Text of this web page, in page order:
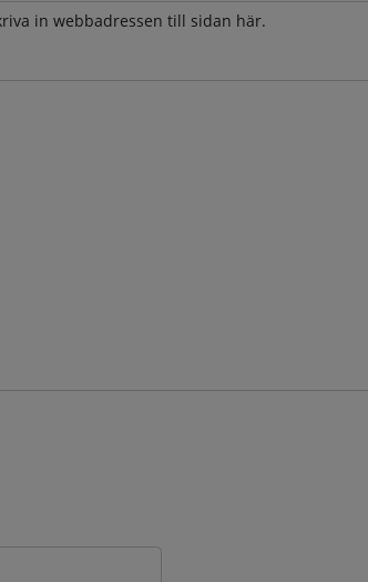
in webbadressen till sidan här.